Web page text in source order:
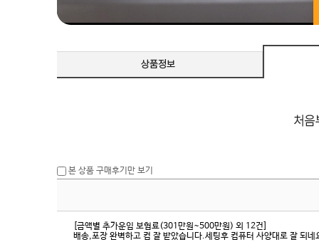
본 상품 구매후기만 보기
[금액별 추가운임 보험료(301만원~500만원) 외 12건]
배송,포장 완벽하고 컴 잘 받았습니다.세팅후 컴퓨터 사양대로 잘 되